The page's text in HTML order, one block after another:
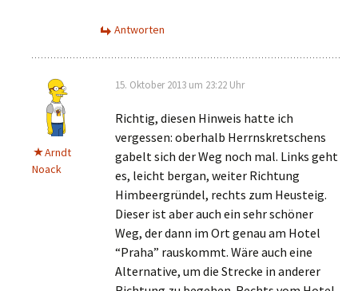
Antworten
Arndt
Noack
15. Oktober 2013 um 23:22 Uhr
Richtig, diesen Hinweis hatte ich
vergessen: oberhalb Herrnskretschens
gabelt sich der Weg noch mal. Links geht
es, leicht bergan, weiter Richtung
Himbeergründel, rechts zum Heusteig.
Dieser ist aber auch ein sehr schöner
Weg, der dann im Ort genau am Hotel
“Praha” rauskommt. Wäre auch eine
Alternative, um die Strecke in anderer